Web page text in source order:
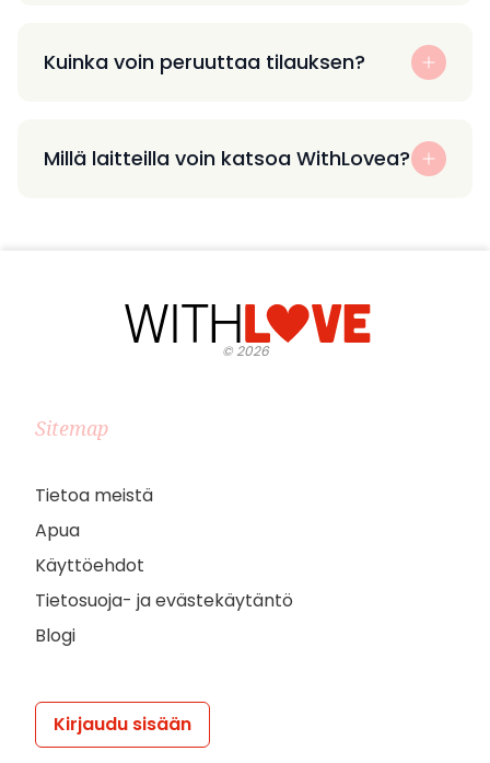
Kuinka voin peruuttaa tilauksen?
Millä laitteilla voin katsoa WithLovea?
©2026
Sitemap
Tietoa meistä
Apua
Käyttöehdot
Tietosuoja- ja evästekäytäntö
Blogi
Kirjaudu sisään